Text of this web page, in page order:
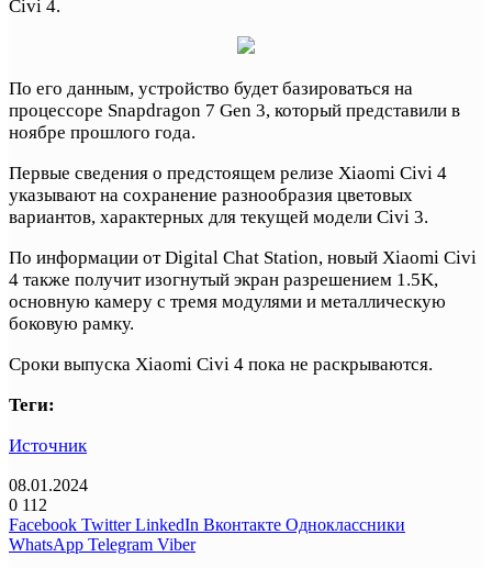
Civi 4.
По его данным, устройство будет базироваться на
процессоре Snapdragon 7 Gen 3, который представили в
ноябре прошлого года.
Первые сведения о предстоящем релизе Xiaomi Civi 4
указывают на сохранение разнообразия цветовых
вариантов, характерных для текущей модели Civi 3.
По информации от Digital Chat Station, новый Xiaomi Civi
4 также получит изогнутый экран разрешением 1.5K,
основную камеру с тремя модулями и металлическую
боковую рамку.
Сроки выпуска Xiaomi Civi 4 пока не раскрываются.
Теги:
Источник
08.01.2024
0 112
Facebook Twitter LinkedIn Вконтакте Одноклассники
WhatsApp Telegram Viber